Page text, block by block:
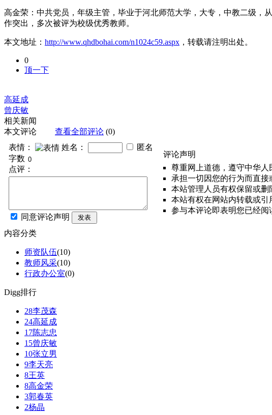
高金荣：中共党员，年级主管，毕业于河北师范大学，大专，中教二级，
作突出，多次被评为校级优秀教师。
本文地址： http://www.qhdbohai.com/n1024c59.aspx ，转载请注明出处。
0
顶一下
高延成
曾庆敏
相关新闻
本文评论
查看全部评论 (0)
表情：
姓名：
匿名
字数
点评：
同意评论声明 发表
评论声明
尊重网上道德，遵守中华
承担一切因您的行为而直
本站管理人员有权保留或
本站有权在网站内转载或引
参与本评论即表明您已经阅
内容分类
师资队伍(10)
教师风采(10)
行政办公室(0)
Digg排行
28李茂森
24高延成
17陈志忠
15曾庆敏
10张立男
9李天亮
8王英
8高金荣
3郭春英
2杨晶